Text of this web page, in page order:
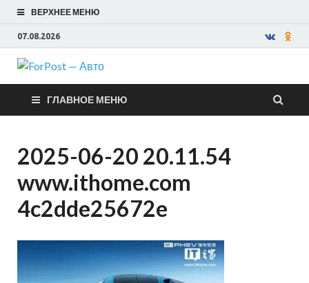
ВЕРХНЕЕ МЕНЮ
07.08.2026
ForPost —
Авто
ГЛАВНОЕ МЕНЮ
2025-06-20 20.11.54
www.ithome.com
4c2dde25672e